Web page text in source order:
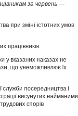
за червень —
при зміні істотних умов
працівників:
у вказаних наказах не
що унеможливлює їх
служби посередництва і
висунутих найманими
спорів